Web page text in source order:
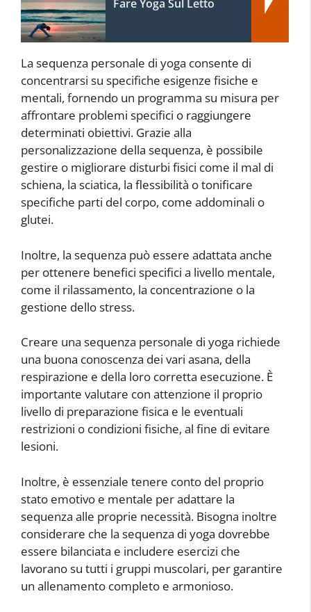
Fare Yoga Sul Letto
La sequenza personale di yoga consente di
concentrarsi su specifiche esigenze fisiche e
mentali, fornendo un programma su misura per
affrontare problemi specifici o raggiungere
determinati obiettivi. Grazie alla
personalizzazione della sequenza, è possibile
gestire o migliorare disturbi fisici come il mal di
schiena, la sciatica, la flessibilità o tonificare
specifiche parti del corpo, come addominali o
glutei.
Inoltre, la sequenza può essere adattata anche
per ottenere benefici specifici a livello mentale,
come il rilassamento, la concentrazione o la
gestione dello stress.
Creare una sequenza personale di yoga richiede
una buona conoscenza dei vari asana, della
respirazione e della loro corretta esecuzione. È
importante valutare con attenzione il proprio
livello di preparazione fisica e le eventuali
restrizioni o condizioni fisiche, al fine di evitare
lesioni.
Inoltre, è essenziale tenere conto del proprio
stato emotivo e mentale per adattare la
sequenza alle proprie necessità. Bisogna inoltre
considerare che la sequenza di yoga dovrebbe
essere bilanciata e includere esercizi che
lavorano su tutti i gruppi muscolari, per garantire
un allenamento completo e armonioso.